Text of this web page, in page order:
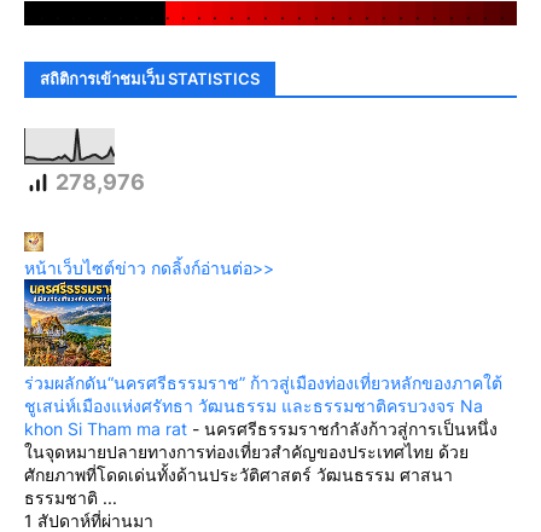
. . . . . . . . . . . . . . . . . . . . .
สถิติการเข้าชมเว็บ STATISTICS
278,976
หน้าเว็บไซต์ข่าว กดลิ้งก์อ่านต่อ>>
ร่วมผลักดัน“นครศรีธรรมราช” ก้าวสู่เมืองท่องเที่ยวหลักของภาคใต้
ชูเสน่ห์เมืองแห่งศรัทธา วัฒนธรรม และธรรมชาติครบวงจร Na
khon Si Tham ma rat - นครศรีธรรมราชกำลังก้าวสู่การเป็นหนึ่ง
ในจุดหมายปลายทางการท่องเที่ยวสำคัญของประเทศไทย ด้วย
ศักยภาพที่โดดเด่นทั้งด้านประวัติศาสตร์ วัฒนธรรม ศาสนา
ธรรมชาติ ...
1 สัปดาห์ที่ผ่านมา